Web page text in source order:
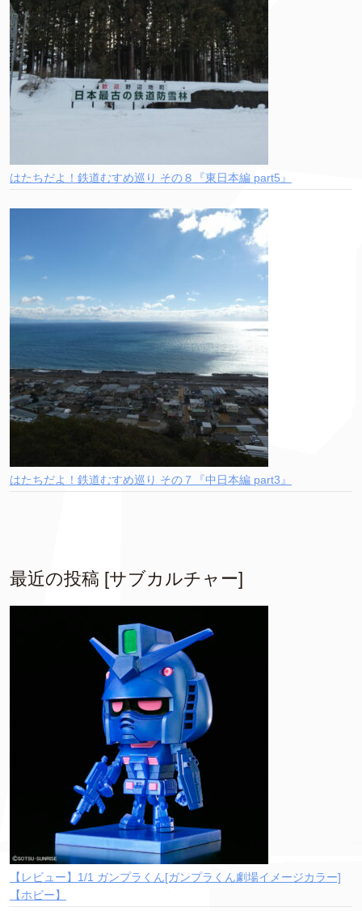
はたちだよ！鉄道むすめ巡り その８『東日本編 part5』
はたちだよ！鉄道むすめ巡り その７『中日本編 part3』
最近の投稿 [サブカルチャー]
【レビュー】1/1 ガンプラくん[ガンプラくん劇場イメージカラー]
【ホビー】